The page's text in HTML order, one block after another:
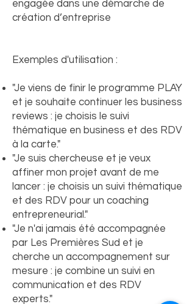
engagée dans une démarche de
création d’entreprise
Exemples d'utilisation :
"Je viens de finir le programme PLAY
et je souhaite continuer les business
reviews : je choisis le suivi
thématique en business et des RDV
à la carte."
"Je suis chercheuse et je veux
affiner mon projet avant de me
lancer : je choisis un suivi thématique
et des RDV pour un coaching
entrepreneurial."
"Je n'ai jamais été accompagnée
par Les Premières Sud et je
cherche un accompagnement sur
mesure : je combine un suivi en
communication et des RDV
experts."